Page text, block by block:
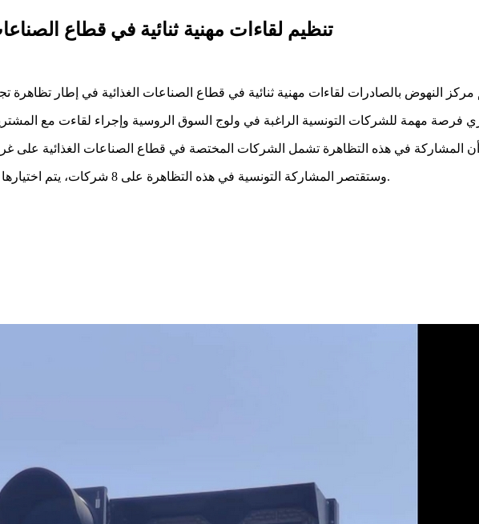
تنظيم لقاءات مهنية ثنائية في قطاع
المشاركة في هذه التظاهرة تشمل الشركات المختصة في قطاع الصناعات الغذائية على غرار
وستقتصر المشاركة التونسية في هذه التظاهرة على 8 شركات، يتم اختيارها وفق معايير وضعها المنظمون، مع إعطاء الأولوية لقطاع زيت الزيتون.